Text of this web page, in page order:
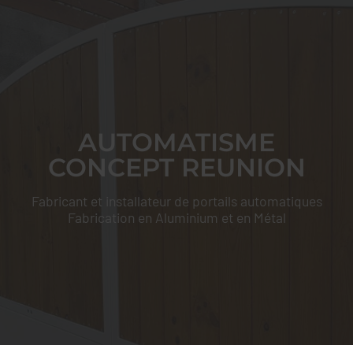
AUTOMATISME
CONCEPT REUNION
Fabricant et installateur de portails automatiques
Fabrication en Aluminium et en Métal